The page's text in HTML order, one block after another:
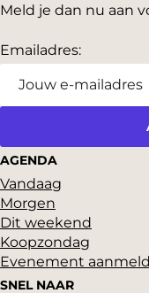
z
e
i
n
a
o
p
F
z
e
i
n
a
o
p
P
z
i
o
p
Meld je dan nu aan
Emailadres:
AGENDA
Vandaag
Morgen
Dit weekend
Koopzondag
Evenement
SNEL NAAR